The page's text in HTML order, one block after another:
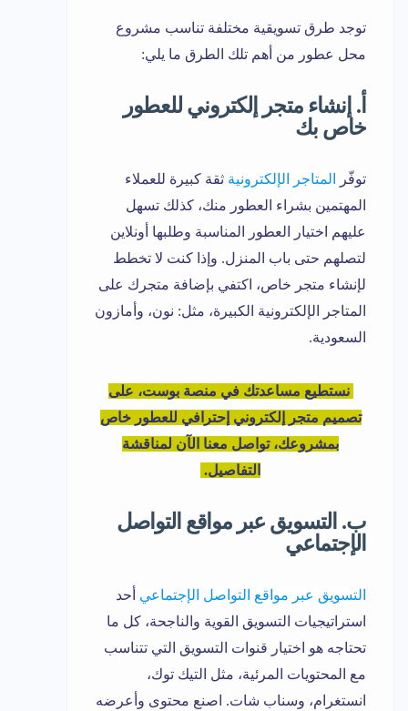
توجد طرق تسويقية مختلفة تناسب مشروع
محل عطور من أهم تلك الطرق ما يلي:
أ. إنشاء متجر إلكتروني للعطور
خاص بك
توفّر المتاجر الإلكترونية ثقة كبيرة للعملاء
المهتمين بشراء العطور منك، كذلك تسهل
عليهم اختيار العطور المناسبة وطلبها أونلاين
لتصلهم حتى باب المنزل. وإذا كنت لا تخطط
لإنشاء متجر خاص، اكتفي بإضافة متجرك على
المتاجر الإلكترونية الكبيرة، مثل: نون، وأمازون
السعودية.
نستطيع مساعدتك في منصة بوست، على
تصميم متجر إلكتروني إحترافي للعطور خاص
بمشروعك، تواصل معنا الآن لمناقشة
التفاصيل.
ب. التسويق عبر مواقع التواصل
الإجتماعي
التسويق عبر مواقع التواصل الإجتماعي أحد
استراتيجيات التسويق القوية والناجحة، كل ما
تحتاجه هو اختيار قنوات التسويق التي تتناسب
مع المحتويات المرئية، مثل التيك توك،
انستغرام، وسناب شات. اصنع محتوى وأعرضه